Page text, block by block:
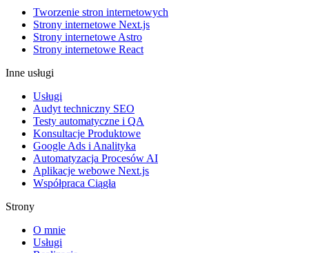
Tworzenie stron internetowych
Strony internetowe Next.js
Strony internetowe Astro
Strony internetowe React
Inne usługi
Usługi
Audyt techniczny SEO
Testy automatyczne i QA
Konsultacje Produktowe
Google Ads i Analityka
Automatyzacja Procesów AI
Aplikacje webowe Next.js
Współpraca Ciągła
Strony
O mnie
Usługi